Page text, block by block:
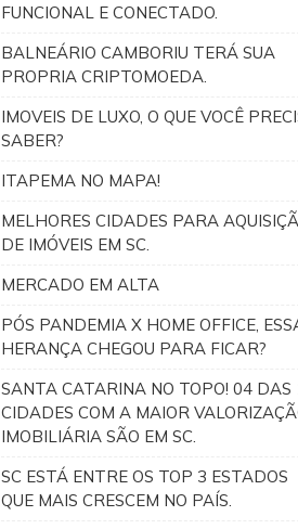
FUNCIONAL E CONECTADO.
BALNEÁRIO CAMBORIU TERÁ SUA
PROPRIA CRIPTOMOEDA.
IMOVEIS DE LUXO, O QUE VOCÊ
SABER?
ITAPEMA NO MAPA!
MELHORES CIDADES PARA
DE IMÓVEIS EM SC.
MERCADO EM ALTA
PÓS PANDEMIA X HOME OFFICE,
HERANÇA CHEGOU PARA FICAR?
SANTA CATARINA NO TOPO! 04 DAS
CIDADES COM A MAIOR
IMOBILIÁRIA SÃO EM SC.
SC ESTÁ ENTRE OS TOP 3 ESTADOS
QUE MAIS CRESCEM NO PAÍS.